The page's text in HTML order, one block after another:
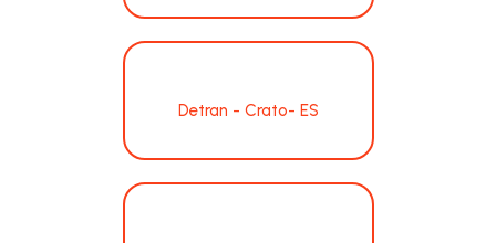
Detran - Crato- ES